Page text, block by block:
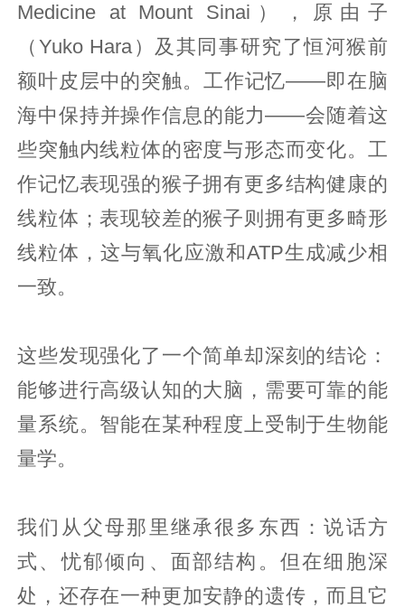
Medicine at Mount Sinai），原由子
（Yuko Hara）及其同事研究了恒河猴前
额叶皮层中的突触。工作记忆——即在脑
海中保持并操作信息的能力——会随着这
些突触内线粒体的密度与形态而变化。工
作记忆表现强的猴子拥有更多结构健康的
线粒体；表现较差的猴子则拥有更多畸形
线粒体，这与氧化应激和ATP生成减少相
一致。
这些发现强化了一个简单却深刻的结论：
能够进行高级认知的大脑，需要可靠的能
量系统。智能在某种程度上受制于生物能
量学。
我们从父母那里继承很多东西：说话方
式、忧郁倾向、面部结构。但在细胞深
处，还存在一种更加安静的遗传，而且它